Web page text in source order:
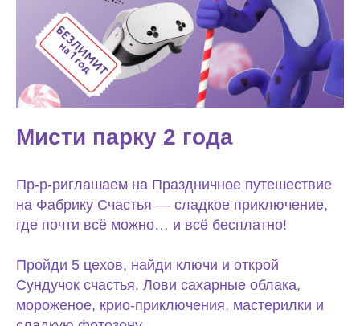
Мисти парку 2 года
Пр-р-риглашаем на Праздничное путешествие
на Фабрику Счастья — сладкое приключение,
где почти всё можно… и всё бесплатно!
Пройди 5 цехов, найди ключи и открой
Сундучок счастья. Лови сахарные облака,
мороженое, крио-приключения, мастерилки и